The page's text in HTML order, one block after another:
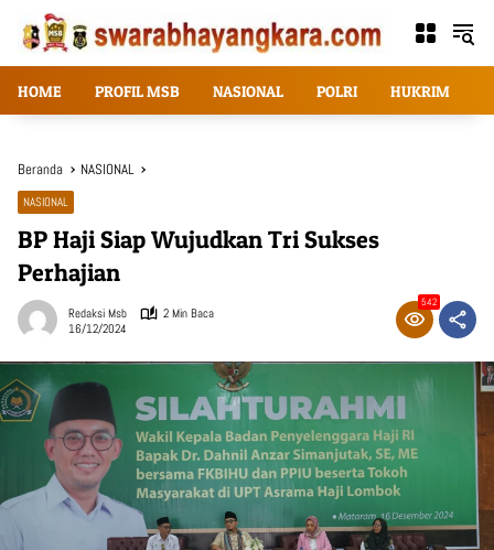
Langsung
konten
HOME PROFIL MSB NASIONAL POLRI HUKRIM
Beranda NASIONAL
NASIONAL
BP Haji Siap Wujudkan Tri Sukses
Perhajian
Redaksi Msb
2 Min Baca
16/12/2024
542